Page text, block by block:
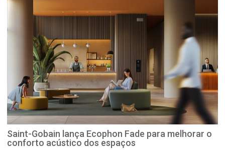
Saint-Gobain lança Ecophon Fade para melhorar o
conforto acústico dos espaços